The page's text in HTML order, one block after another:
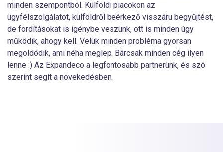
minden szempontból. Külföldi piacokon az
ügyfélszolgálatot, külföldről beérkező visszáru begyűjtést,
de fordításokat is igénybe veszünk, ott is minden úgy
működik, ahogy kell. Velük minden probléma gyorsan
megoldódik, ami néha meglep. Bárcsak minden cég ilyen
lenne :) Az Expandeco a legfontosabb partnerünk, és szó
szerint segít a növekedésben.